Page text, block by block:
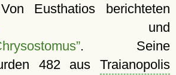
Eusthatios berichteten
. Seine
482 aus Traianopolis